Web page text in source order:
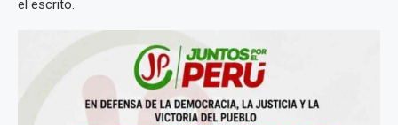
el escrito.